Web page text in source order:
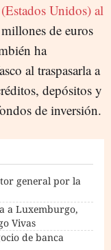
Unidos) al
de euros
ha
al traspasarla a
depósitos y
de inversión.
general por la
a Luxemburgo,
Vivas
de banca